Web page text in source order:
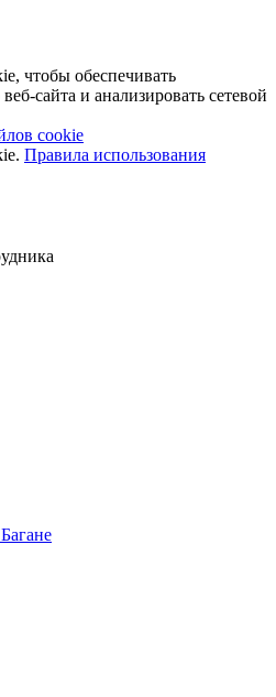
чтобы обеспечивать
сайта и анализировать сетевой
cookie
Правила использования